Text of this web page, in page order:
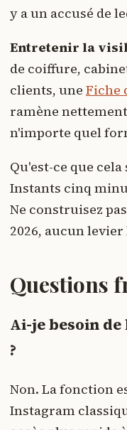
y a un accusé de
Entretenir la
de coiffure,
clients, une Fiche
ramène
n'importe quel
Qu'est-ce que
Instants cinq
Ne construisez
2026, aucun
Questions
Ai-je besoin
?
Non. La fonction
Instagram